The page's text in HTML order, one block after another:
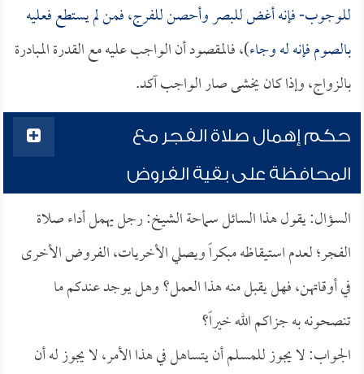
للوجوب- فإنه أغض للبصر وأحصن للفرج، فمن لم يستطع فعليه
بالصوم فإنه له وجاء)، فالمقصود أن الواجب عليه مع القدرة المبادرة
بالزواج، وإذا كان يخشى صار الواجب آكد.
حكم إهمال صلاة الفجر مع
المحافظة على بقية الفروض
السؤال: يقول هذا السائل سماحة الشيخ: رجل يهمل أداء صلاة
الفجر؛ لعدم استيقاظه مبكراً ويصلي الأخريات، الفروض الأخرى
في أوقاتهن، فهل يقبل منه هذا العمل؟ وهل يوجد عندكم ما
تنصحونه به جزاكم الله خيراً؟
الجواب: لا يجوز للمسلم أن يتساهل في هذا الأمر، لا يجوز له أن